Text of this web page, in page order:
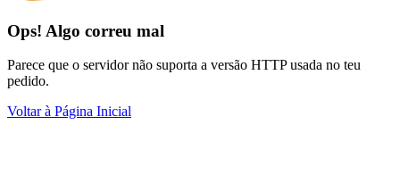
Ops! Algo correu mal
Parece que o servidor não suporta a versão HTTP usada no teu
pedido.
Voltar à Página Inicial